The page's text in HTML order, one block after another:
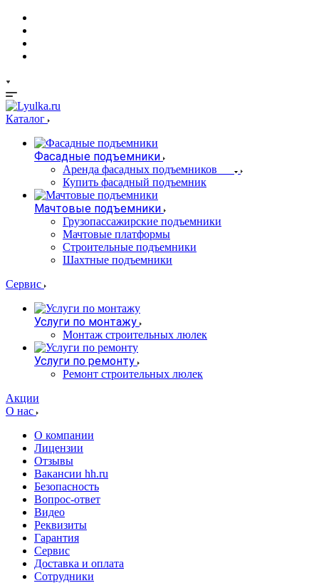
Каталог
Фасадные подъемники
Аренда фасадных подъемников
Купить фасадный подъемник
Мачтовые подъемники
Грузопассажирские подъемники
Мачтовые платформы
Строительные подъемники
Шахтные подъемники
Сервис
Услуги по монтажу
Монтаж строительных люлек
Услуги по ремонту
Ремонт строительных люлек
Акции
О нас
О компании
Лицензии
Отзывы
Вакансии hh.ru
Безопасность
Вопрос-ответ
Видео
Реквизиты
Гарантия
Сервис
Доставка и оплата
Сотрудники